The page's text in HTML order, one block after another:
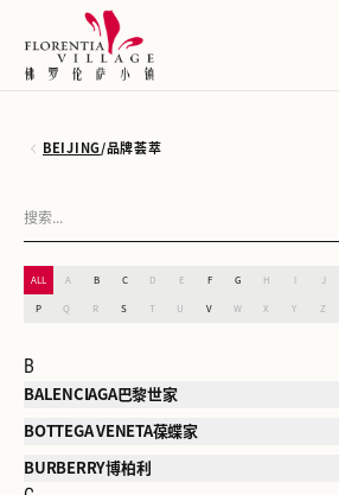
BEIJING/品牌荟萃
ALL A B C D E F G H
P Q R S T V W X Y Z
B
BALENCIAGA巴黎世家
BOTTEGA VENETA葆蝶家
BURBERRY博柏利